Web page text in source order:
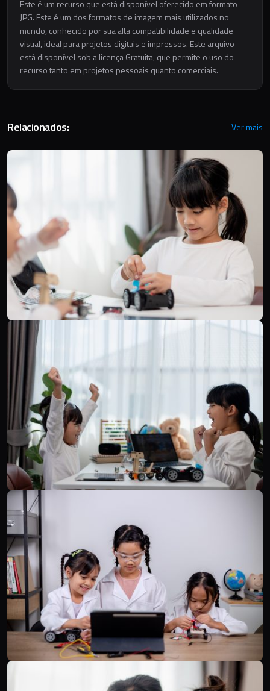
Este é um recurso que está disponível oferecido em formato
JPG. Este é um dos formatos de imagem mais utilizados no
mundo, conhecido por sua alta compatibilidade e qualidade
visual, ideal para projetos digitais e impressos. Este arquivo
está disponível sob a licença Gratuita, que permite o uso do
recurso tanto em projetos pessoais quanto comerciais.
Relacionados: Ver mais